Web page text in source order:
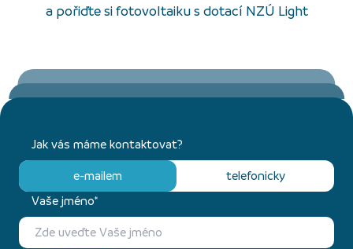
a pořiďte si fotovoltaiku s dotací NZÚ Light
Jak vás máme kontaktovat?
e-mailem
telefonicky
Vaše jméno*